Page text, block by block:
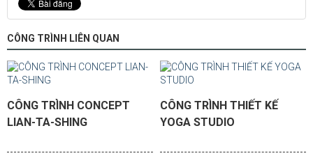
CÔNG TRÌNH LIÊN QUAN
CÔNG TRÌNH CONCEPT
LIAN-TA-SHING
CÔNG TRÌNH THIẾT KẾ
YOGA STUDIO